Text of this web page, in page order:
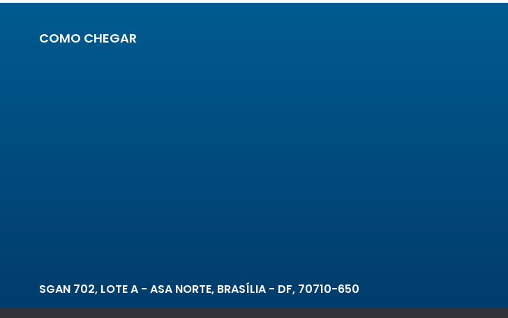
COMO CHEGAR
SGAN 702, LOTE A - ASA NORTE, BRASÍLIA - DF, 70710-650